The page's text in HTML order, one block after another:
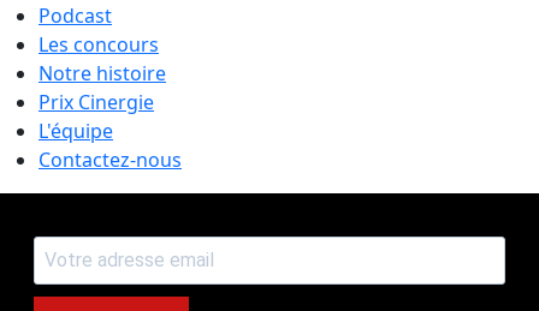
Podcast
Les concours
Notre histoire
Prix Cinergie
L'équipe
Contactez-nous